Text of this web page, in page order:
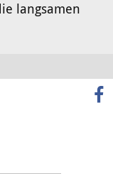
langsamen